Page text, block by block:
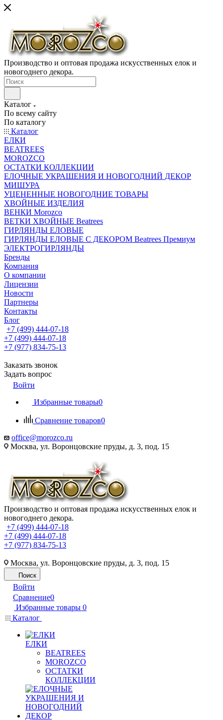
Производство и оптовая продажа искусственных елок и
новогоднего декора.
Каталог
По всему сайту
По каталогу
Каталог
ЕЛКИ
BEATREES
MOROZCO
ОСТАТКИ КОЛЛЕКЦИИ
ЕЛОЧНЫЕ УКРАШЕНИЯ И НОВОГОДНИЙ ДЕКОР
МИШУРА
УЦЕНЕННЫЕ НОВОГОДНИЕ ТОВАРЫ
ХВОЙНЫЕ ИЗДЕЛИЯ
ВЕНКИ Morozco
ВЕТКИ ХВОЙНЫЕ Beatrees
ГИРЛЯНДЫ ЕЛОВЫЕ
ГИРЛЯНДЫ ЕЛОВЫЕ С ДЕКОРОМ Beatrees Премиум
ЭЛЕКТРОГИРЛЯНДЫ
Бренды
Компания
О компании
Лицензии
Новости
Партнеры
Контакты
Блог
+7 (499) 444-07-18
+7 (499) 444-07-18
+7 (977) 834-75-13
Заказать звонок
Задать вопрос
Войти
Избранные товары0
Сравнение товаров0
office@morozco.ru
Москва, ул. Воронцовские пруды, д. 3, под. 15
Производство и оптовая продажа искусственных елок и
новогоднего декора.
+7 (499) 444-07-18
+7 (499) 444-07-18
+7 (977) 834-75-13
Москва, ул. Воронцовские пруды, д. 3, под. 15
Поиск
Войти
Сравнение0
Избранные товары 0
Каталог
ЕЛКИ
BEATREES
MOROZCO
ОСТАТКИ
КОЛЛЕКЦИИ